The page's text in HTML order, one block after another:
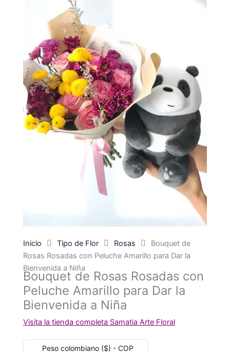
Inicio Tipo de Flor Rosas
Bouquet de
Rosas Rosadas con Peluche Amarillo para Dar la
Bienvenida a Niña
Bouquet de Rosas Rosadas con
Peluche Amarillo para Dar la
Bienvenida a Niña
Visita la tienda completa Samatia Arte Floral
Peso colombiano ($) - COP